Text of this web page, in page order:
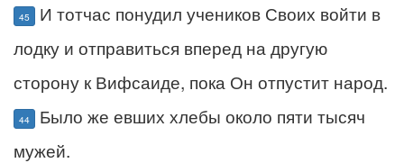
45
И тотчас понудил учеников Своих войти в
лодку и отправиться вперед на другую
сторону к Вифсаиде, пока Он отпустит народ.
44
Было же евших хлебы около пяти тысяч
мужей.